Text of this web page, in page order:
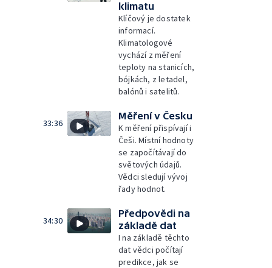
klimatu
Klíčový je dostatek
informací.
Klimatologové
vychází z měření
teploty na stanicích,
bójkách, z letadel,
balónů i satelitů.
33:36
Měření v Česku
K měření přispívají i
Češi. Místní hodnoty
se započítávají do
světových údajů.
Vědci sledují vývoj
řady hodnot.
34:30
Předpovědi na
základě dat
I na základě těchto
dat vědci počítají
predikce, jak se